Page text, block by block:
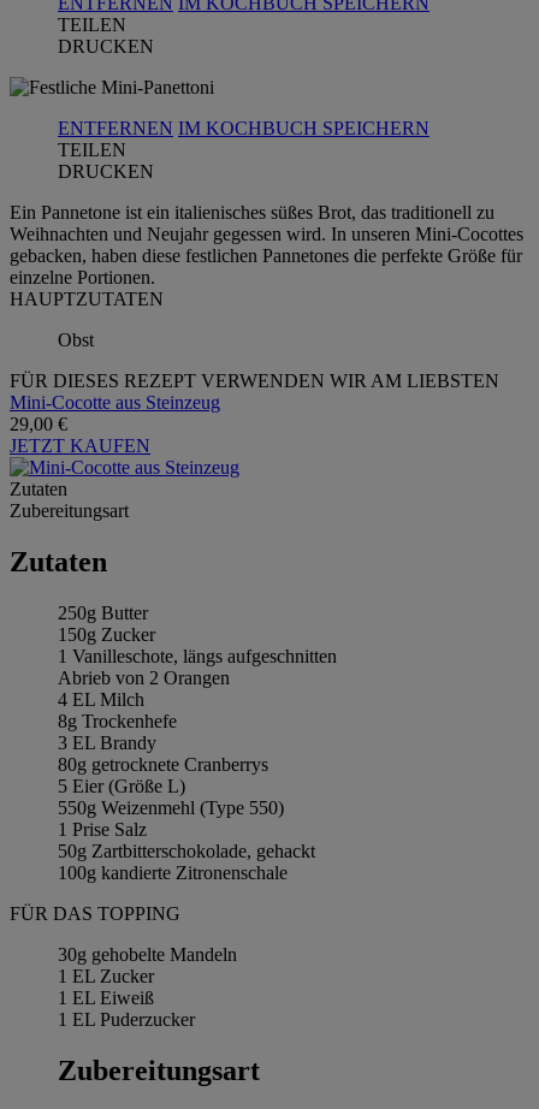
TEILEN
DRUCKEN
ENTFERNEN IM KOCHBUCH SPEICHERN
TEILEN
DRUCKEN
Ein Pannetone ist ein italienisches süßes Brot, das traditionell zu
Weihnachten und Neujahr gegessen wird. In unseren Mini-Cocottes
gebacken, haben diese festlichen Pannetones die perfekte Größe für
einzelne Portionen.
HAUPTZUTATEN
Obst
FÜR DIESES REZEPT VERWENDEN WIR AM LIEBSTEN
Mini-Cocotte aus Steinzeug
29,00 €
JETZT KAUFEN
Zutaten
Zubereitungsart
Zutaten
250g Butter
150g Zucker
1 Vanilleschote, längs aufgeschnitten
Abrieb von 2 Orangen
4 EL Milch
8g Trockenhefe
3 EL Brandy
80g getrocknete Cranberrys
5 Eier (Größe L)
550g Weizenmehl (Type 550)
1 Prise Salz
50g Zartbitterschokolade, gehackt
100g kandierte Zitronenschale
FÜR DAS TOPPING
30g gehobelte Mandeln
1 EL Zucker
1 EL Eiweiß
1 EL Puderzucker
Zubereitungsart